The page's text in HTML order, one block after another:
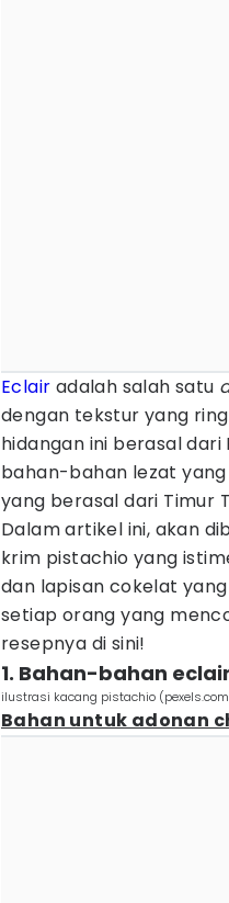
Eclair adalah salah satu
dengan tekstur yang
hidangan ini berasal
bahan-bahan lezat
yang berasal dari Timur
Dalam artikel ini, akan
krim pistachio yang
dan lapisan cokelat
setiap orang yang
resepnya di sini!
1. Bahan-bahan
ilustrasi kacang pistachio
Bahan untuk adonan